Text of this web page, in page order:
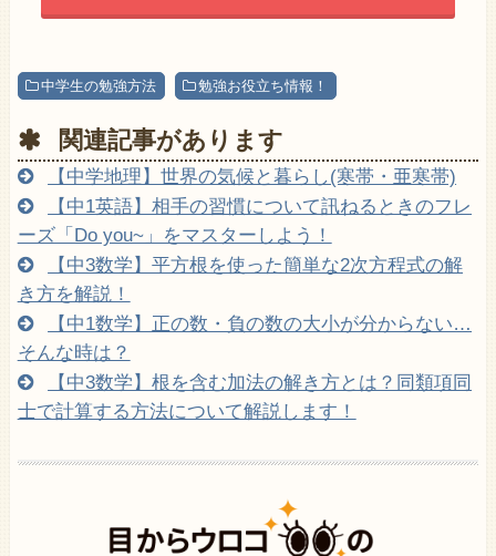
中学生の勉強方法 勉強お役立ち情報！
関連記事があります
【中学地理】世界の気候と暮らし(寒帯・亜寒帯)
【中1英語】相手の習慣について訊ねるときのフレ
ーズ「Do you~」をマスターしよう！
【中3数学】平方根を使った簡単な2次方程式の解
き方を解説！
【中1数学】正の数・負の数の大小が分からない…
そんな時は？
【中3数学】根を含む加法の解き方とは？同類項同
士で計算する方法について解説します！